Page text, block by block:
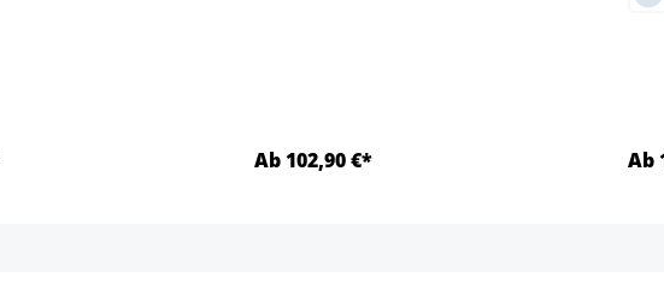
Ab 102,90 €* Ab